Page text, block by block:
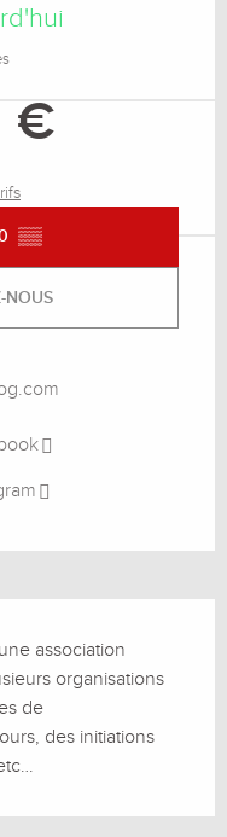
€
▒▒
NOUS
association
organisations
de
des initiations